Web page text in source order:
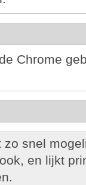
Chrome
zo snel
en lijkt